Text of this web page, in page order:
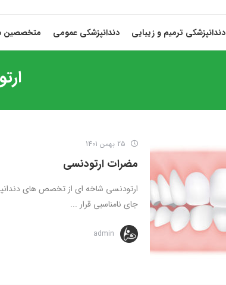
دندانپزشکی ترمیم و زیبایی دندانپزشکی عمومی متخصصین
مضرات ارتودنسی
ارتودنسی شاخه ای از تخصص های
جای نامناسبی قرار ...
admin